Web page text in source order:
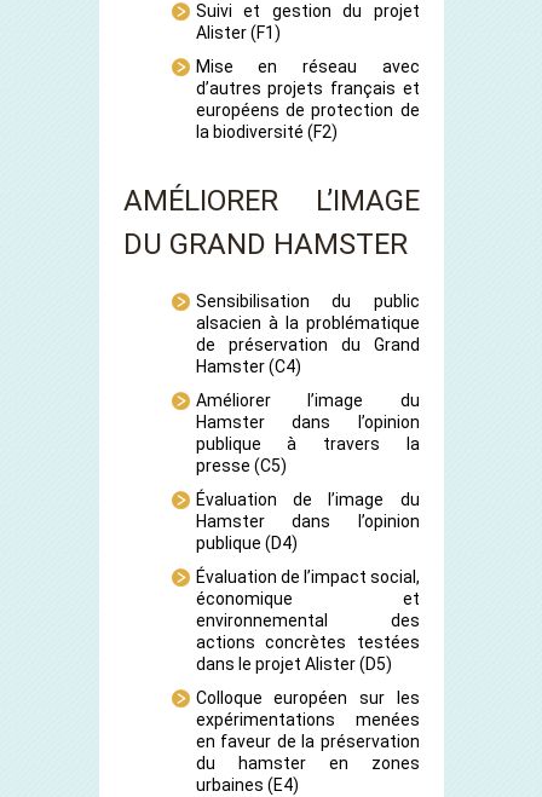
Suivi et gestion du projet
Alister(F1)
Mise en réseau avec
d’autres projets français et
européens de protection de
la biodiversité (F2)
AMÉLIORER L’IMAGE
DU GRAND HAMSTER
Sensibilisation du public
alsacien à la problématique
de préservation du Grand
Hamster(C4)
Améliorer l’image du
Hamster dans l’opinion
publique à travers la
presse (C5)
Évaluation de l’image du
Hamster dans l’opinion
publique (D4)
Évaluation de l’impact social,
économique et
environnemental des
actions concrètes testées
dans le projet Alister(D5)
Colloque européen sur les
expérimentations menées
en faveur de la préservation
du hamster en zones
urbaines (E4)